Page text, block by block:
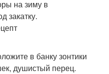
в банку зонтики
душистый перец.